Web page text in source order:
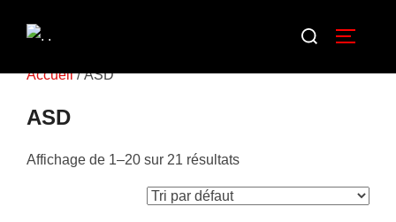
Accueil/ ASD
ASD
Affichage de 1–20 sur 21 résultats